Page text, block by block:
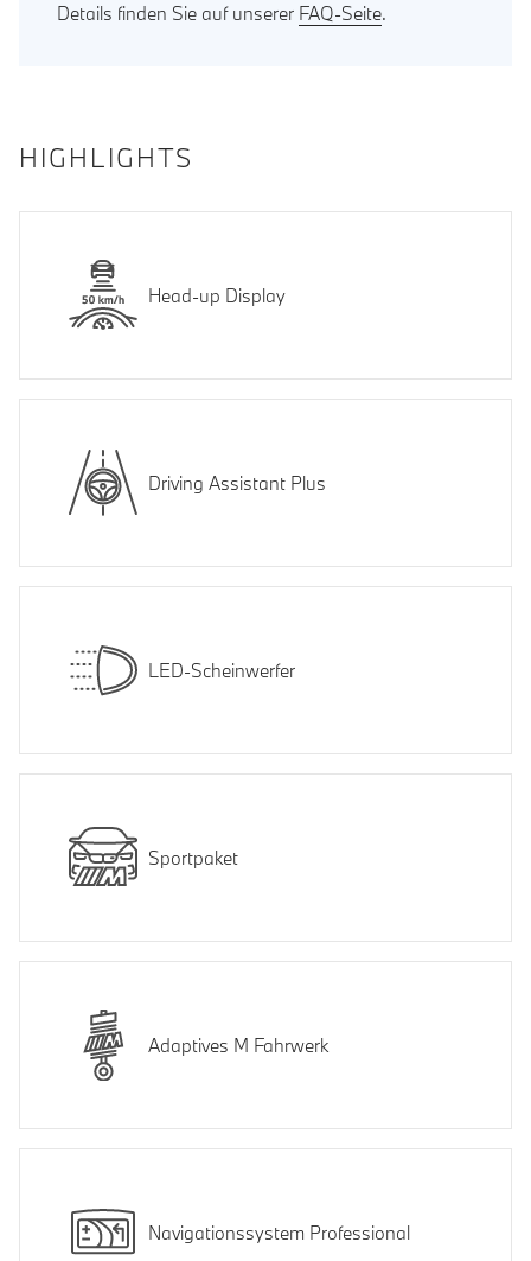
Details finden Sie auf unserer FAQ-Seite.
HIGHLIGHTS
Head-up Display
Driving Assistant Plus
LED-Scheinwerfer
Sportpaket
Adaptives M Fahrwerk
Navigationssystem Professional